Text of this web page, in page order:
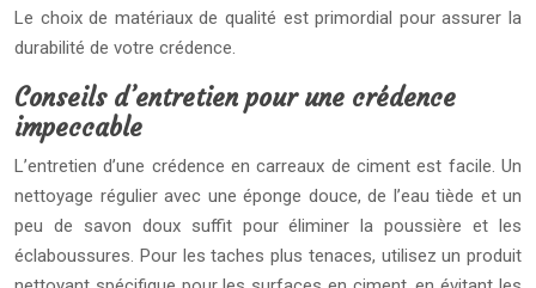
Le choix de matériaux de qualité est primordial pour assurer la
durabilité de votre crédence.
Conseils d’entretien pour une crédence
impeccable
L’entretien d’une crédence en carreaux de ciment est facile. Un
nettoyage régulier avec une éponge douce, de l’eau tiède et un
peu de savon doux suffit pour éliminer la poussière et les
éclaboussures. Pour les taches plus tenaces, utilisez un produit